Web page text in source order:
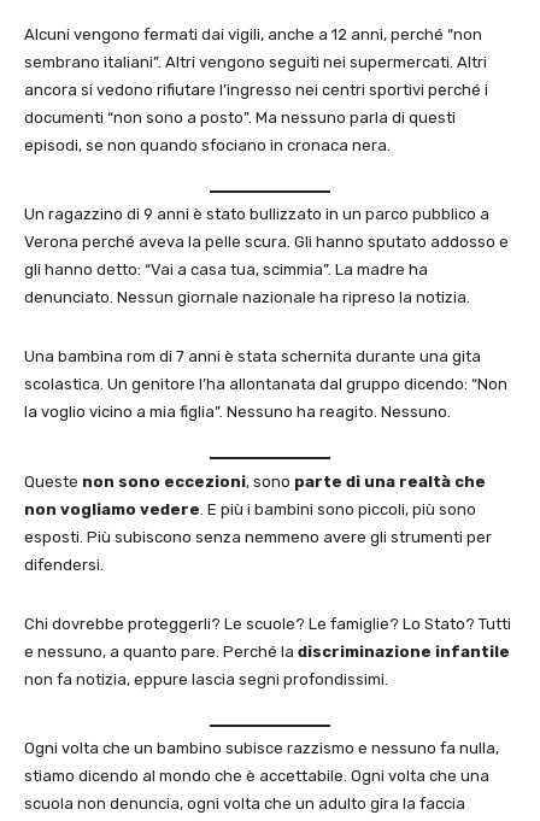
Alcuni vengono fermati dai vigili, anche a 12 anni, perché “non
sembrano italiani”. Altri vengono seguiti nei supermercati. Altri
ancora si vedono rifiutare l’ingresso nei centri sportivi perché i
documenti “non sono a posto”. Ma nessuno parla di questi
episodi, se non quando sfociano in cronaca nera.
Un ragazzino di 9 anni è stato bullizzato in un parco pubblico a
Verona perché aveva la pelle scura. Gli hanno sputato addosso e
gli hanno detto: “Vai a casa tua, scimmia”. La madre ha
denunciato. Nessun giornale nazionale ha ripreso la notizia.
Una bambina rom di 7 anni è stata schernita durante una gita
scolastica. Un genitore l’ha allontanata dal gruppo dicendo: “Non
la voglio vicino a mia figlia”. Nessuno ha reagito. Nessuno.
Queste non sono eccezioni, sono parte di una realtà che
non vogliamo vedere . E più i bambini sono piccoli, più sono
esposti. Più subiscono senza nemmeno avere gli strumenti per
difendersi.
Chi dovrebbe proteggerli? Le scuole? Le famiglie? Lo Stato? Tutti
e nessuno, a quanto pare. Perché la discriminazione infantile
non fa notizia, eppure lascia segni profondissimi.
Ogni volta che un bambino subisce razzismo e nessuno fa nulla,
stiamo dicendo al mondo che è accettabile. Ogni volta che una
scuola non denuncia, ogni volta che un adulto gira la faccia